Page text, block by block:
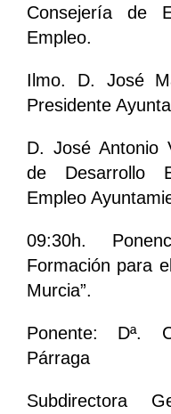
Consejería de
Empleo.
Ilmo. D. José
Presidente
D. José Antonio
de Desarrollo
Empleo
09:30h.
Formación para
Murcia”.
Ponente: Dª.
Párraga
Subdirectora